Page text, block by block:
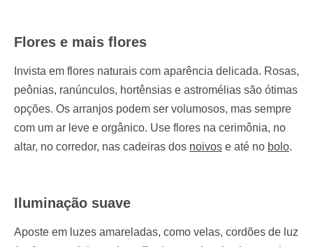
Flores e mais flores
Invista em flores naturais com aparência delicada. Rosas,
peônias, ranúnculos, hortênsias e astromélias são ótimas
opções. Os arranjos podem ser volumosos, mas sempre
com um ar leve e orgânico. Use flores na cerimônia, no
altar, no corredor, nas cadeiras dos noivos e até no bolo.
Iluminação suave
Aposte em luzes amareladas, como velas, cordões de luz